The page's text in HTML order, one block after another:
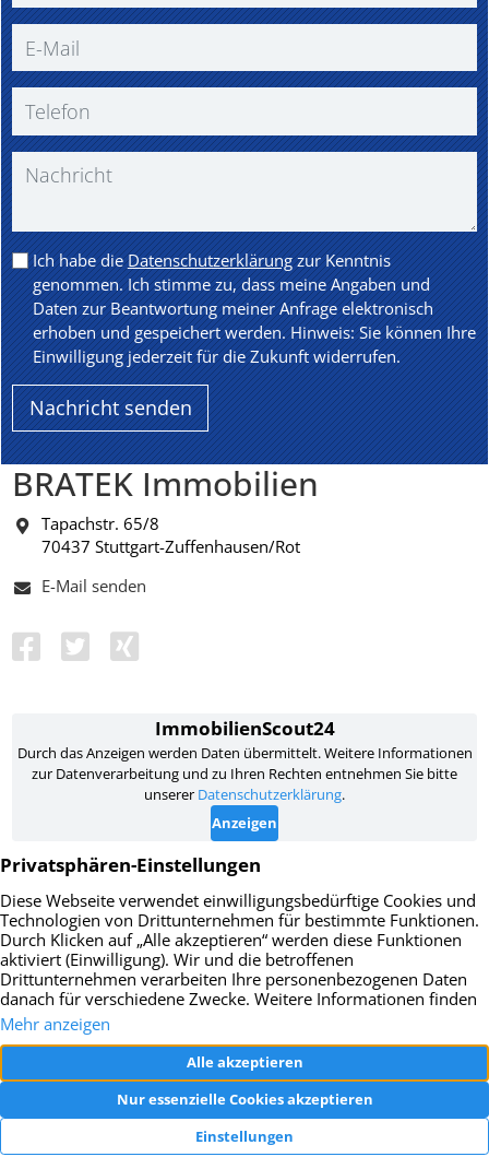
Ich habe dieDatenschutzerklärungzur Kenntnis
genommen. Ich stimme zu, dass meine Angaben und
Daten zur Beantwortung meiner Anfrage elektronisch
erhoben und gespeichert werden. Hinweis: Sie können Ihre
Einwilligung jederzeit für die Zukunft widerrufen.
BRATEK Immobilien
Tapachstr. 65/8
70437 Stuttgart-Zuffenhausen/Rot
E-Mail senden
Impressum Datenschutz
AGB
Widerrufsbelehrung
Vertrag widerrufen